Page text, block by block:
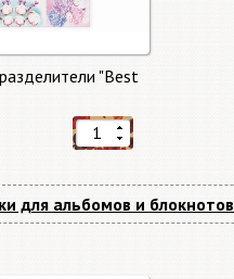
"Best
для альбомов и блокнотов